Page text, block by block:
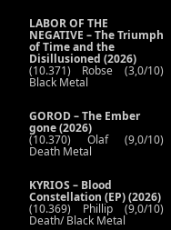
LABOR OF THE
NEGATIVE – The Triumph
of Time and the
Disillusioned (2026)
(10.371) Robse (3,0/10)
Black Metal
GOROD – The Ember
gone (2026)
(10.370) Olaf (9,0/10)
Death Metal
KYRIOS – Blood
Constellation (EP) (2026)
(10.369) Phillip (9,0/10)
Death/ Black Metal